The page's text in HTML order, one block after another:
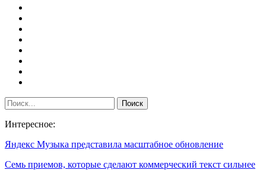
Интересное:
Яндекс Музыка представила масштабное обновление
Семь приемов, которые сделают коммерческий текст сильнее